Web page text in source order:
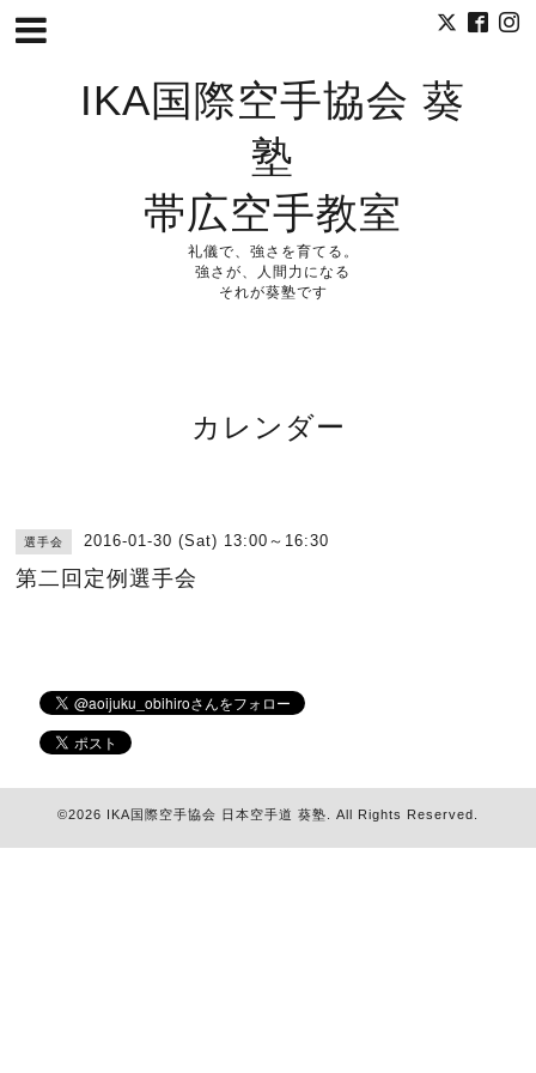
IKA国際空手協会 葵
塾
帯広空手教室
礼儀で、強さを育てる。
強さが、人間力になる
それが葵塾です
カレンダー
選手会 2016-01-30 (Sat) 13:00～16:30
第二回定例選手会
©2026 IKA国際空手協会 日本空手道 葵塾 . All Rights Reserved.